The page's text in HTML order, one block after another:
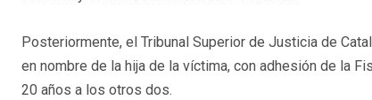
Posteriormente, el Tribunal Superior de Justicia de
en nombre de la hija de la víctima, con adhesión de la
20 años a los otros dos.